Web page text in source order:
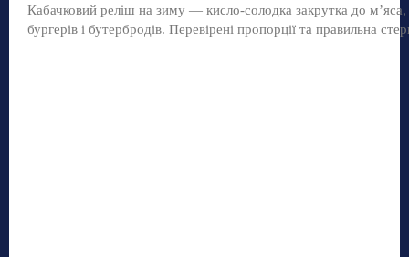
Кабачковий реліш на зиму — кисло-солодка закрутка до м’яса,
бургерів і бутербродів. Перевірені пропорції та правильна